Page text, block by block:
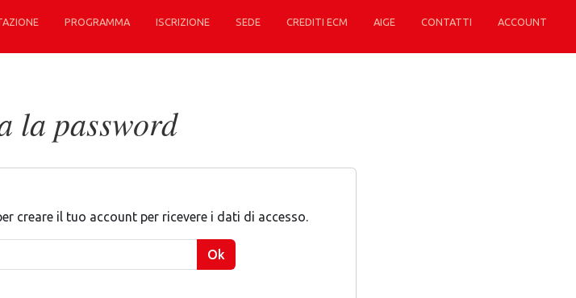
PROGRAMMA ISCRIZIONE SEDE CREDITI ECM AIGE CONTATTI ACCOUNT
la password
creare il tuo account per ricevere i dati di accesso.